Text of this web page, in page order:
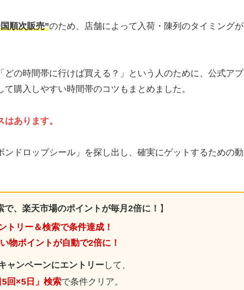
順次販売”のため、店舗によって入荷・陳列のタイミングが
どの時間帯に行けば買える？」という人のために、公式アプ
購入しやすい時間帯のコツもまとめました。
あります。
ンドロップシール」を探し出し、確実にゲットするための動
で、楽天市場のポイントが毎月2倍に！ 】
トリー＆検索で条件達成！
物ポイントが自動で2倍に！
ャンペーンにエントリーして、
5回×5日」検索で条件クリア。